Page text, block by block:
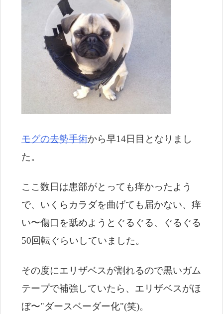
モグの去勢手術から早14日目となりまし
た。
ここ数日は患部がとっても痒かったよう
で、いくらカラダを曲げても届かない、痒
い〜傷口を舐めようとぐるぐる、ぐるぐる
50回転ぐらいしていました。
その度にエリザベスが割れるので黒いガム
テープで補強していたら、エリザベスがほ
ぼ〜"ダースベーダー化"(笑)。